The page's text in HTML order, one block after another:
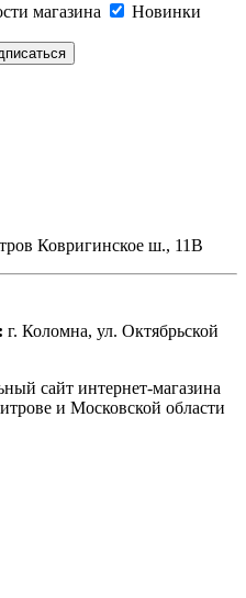
магазина
Новинки
Ковригинское ш., 11В
г. Коломна, ул. Октябрьской
сайт интернет-магазина
и Московской области